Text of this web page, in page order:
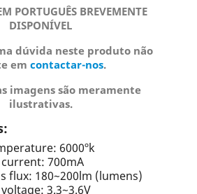
PORTUGUÊS BREVEMENTE
DISPONÍVEL
dúvida neste produto não
em contactar-nos.
imagens são meramente
ilustrativas.
6000ºk
700mA
flux: 180~200lm (lumens)
3.3~3.6V